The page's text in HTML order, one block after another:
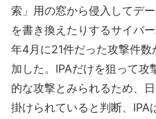
索」用の窓から侵入してデ
を書き換えたりするサイバ
年4月に21件だった攻撃件
加した。IPAだけを狙って攻
的な攻撃とみられるため、
掛けられていると判断、IPA